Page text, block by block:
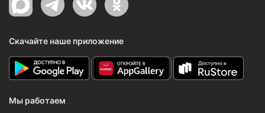
Скачайте наше приложение
Мы работаем